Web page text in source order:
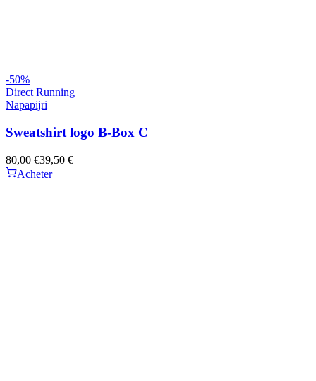
-50%
Direct Running
Napapijri
Sweatshirt logo B-Box C
80,00 €39,50 €
Acheter